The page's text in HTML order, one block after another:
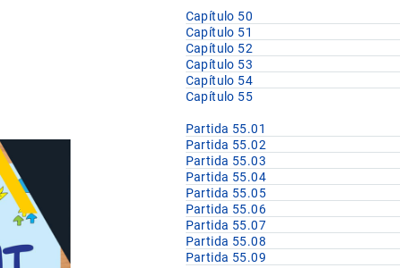
Capítulo 50
Capítulo 51
Capítulo 52
Capítulo 53
Capítulo 54
Capítulo 55
Partida 55.01
Partida 55.02
Partida 55.03
Partida 55.04
Partida 55.05
Partida 55.06
Partida 55.07
Partida 55.08
Partida 55.09